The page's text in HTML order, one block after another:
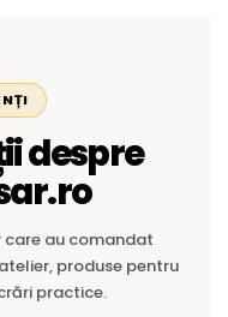
despre
care au comandat
produse pentru
practice.